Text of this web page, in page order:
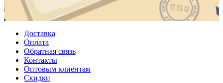
Доставка
Оплата
Обратная связь
Контакты
Оптовым клиентам
Скидки